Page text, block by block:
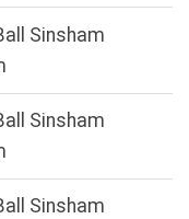
Sinsham
Sinsham
Sinsham